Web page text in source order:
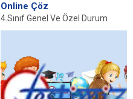
Online Çöz
4.Sınıf Genel Ve Özel Durum
Bildiren İfadeler Testimiz Lütfen
tarayıcınızda javascript
desteğinin...